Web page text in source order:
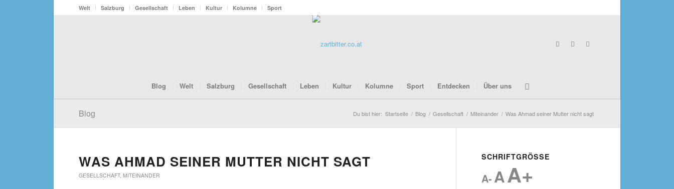
Welt Salzburg Gesellschaft Leben Kultur Kolumne Sport
Blog Welt Salzburg Gesellschaft Leben Kultur Kolumne Sport Entdecken Über uns
Blog Du bist hier: Startseite / Blog / Gesellschaft / Miteinander / Was Ahmad seiner Mutter nicht sagt
WAS AHMAD SEINER MUTTER NICHT SAGT
GESELLSCHAFT, MITEINANDER
SCHRIFTGRÖSSE
A- AA+